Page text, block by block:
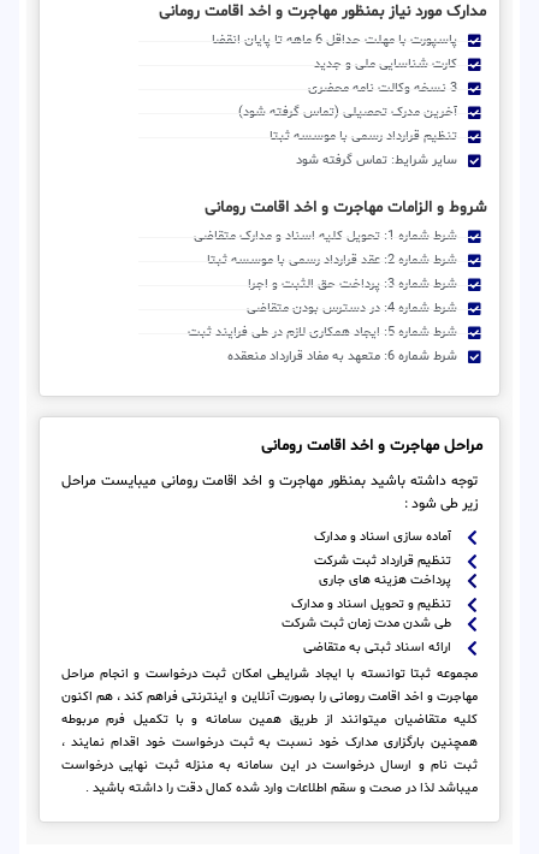
مدارک مورد نیاز بمنظور مهاجرت و اخد اقامت رومانی
پاسپورت با مهلت حداقل 6 ماهه تا پایان انقضا
کارت شناسایی ملی و جدید
3 نسخه وکالت نامه محضری
آخرین مدرک تحصیلی (تماس گرفته شود)
تنظیم قرارداد رسمی با موسسه ثبتا
سایر شرایط: تماس گرفته شود
شروط و الزامات مهاجرت و اخد اقامت رومانی
شرط شماره 1: تحویل کلیه اسناد و مدارک متقاضی
شرط شماره 2: عقد قرارداد رسمی با موسسه ثبتا
شرط شماره 3: پرداخت حق الثبت و اجرا
شرط شماره 4: در دسترس بودن متقاضی
شرط شماره 5: ایجاد همکاری لازم در طی فرایند ثبت
شرط شماره 6: متعهد به مفاد قرارداد منعقده
مراحل مهاجرت و اخد اقامت رومانی
توجه داشته باشید بمنظور مهاجرت و اخد اقامت رومانی میبایست مراحل
زیر طی شود :
آماده سازی اسناد و مدارک
تنظیم قرارداد ثبت شرکت
پرداخت هزینه های جاری
تنظیم و تحویل اسناد و مدارک
طی شدن مدت زمان ثبت شرکت
ارائه اسناد ثبتی به متقاضی
مجموعه ثبتا توانسته با ایجاد شرایطی امکان ثبت درخواست و انجام مراحل
مهاجرت و اخد اقامت رومانی را بصورت آنلاین و اینترنتی فراهم کند ، هم اکنون
کلیه متقاضیان میتوانند از طریق همین سامانه و با تکمیل فرم مربوطه
همچنین بارگزاری مدارک خود نسبت به ثبت درخواست خود اقدام نمایند ،
ثبت نام و ارسال درخواست در این سامانه به منزله ثبت نهایی درخواست
میباشد لذا در صحت و سقم اطلاعات وارد شده کمال دقت را داشته باشید .